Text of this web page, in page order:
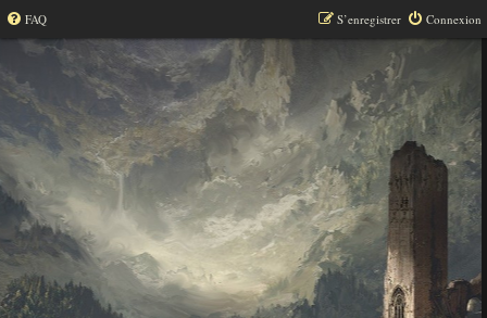
FAQ Connexion
S’enregistrer